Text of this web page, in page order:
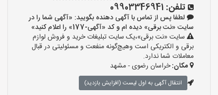
تلفن: 09903346941
لطفا پس از تماس با آگهی دهنده بگویید: «آگهی شما را در
سایت «نت برقی» دیده ام و کد «آگهی-177» را اعلام کنید»
سایت «نت برقی»،یک سایت تبلیغات خرید و فروش لوازم
برقی و الکتریکی است وهیچ‌گونه منفعت و مسئولیتی در قبال
معاملات شما ندارد.
مکان:خراسان رضوی - مشهد
انتقال آگهی به اول لیست (افزایش بازدید)